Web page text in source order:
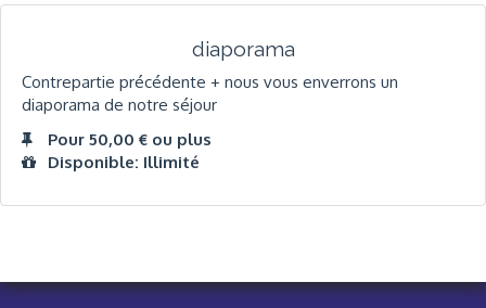
diaporama
Contrepartie précédente + nous vous enverrons un
diaporama de notre séjour
Pour 50,00 € ou plus
Disponible: Illimité